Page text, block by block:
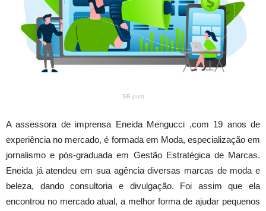
SB post
A assessora de imprensa Eneida Mengucci ,com 19 anos de
experiência no mercado, é formada em Moda, especialização em
jornalismo e pós-graduada em Gestão Estratégica de Marcas.
Eneida já atendeu em sua agência diversas marcas de moda e
beleza, dando consultoria e divulgação. Foi assim que ela
encontrou no mercado atual, a melhor forma de ajudar pequenos